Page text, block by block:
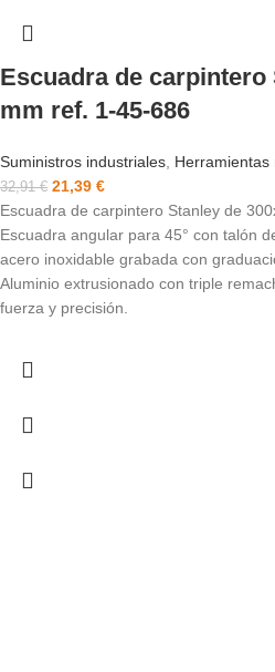
Escuadra de carpintero
mm ref. 1-45-686
Suministros industriales, Herramientas
32,91€ 21,39 €
Escuadra de carpintero Stanley de
Escuadra angular para 45° con talón
acero inoxidable grabada con
Aluminio extrusionado con triple
fuerza y precisión.